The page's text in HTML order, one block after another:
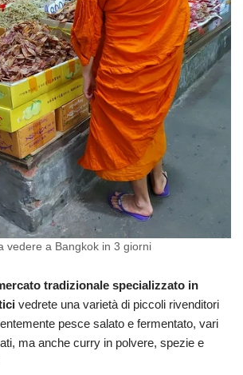
vedere a Bangkok in 3 giorni
tradizionale specializzato in
vedrete una varietà di piccoli rivenditori
pesce salato e fermentato, vari
ma anche curry in polvere, spezie e